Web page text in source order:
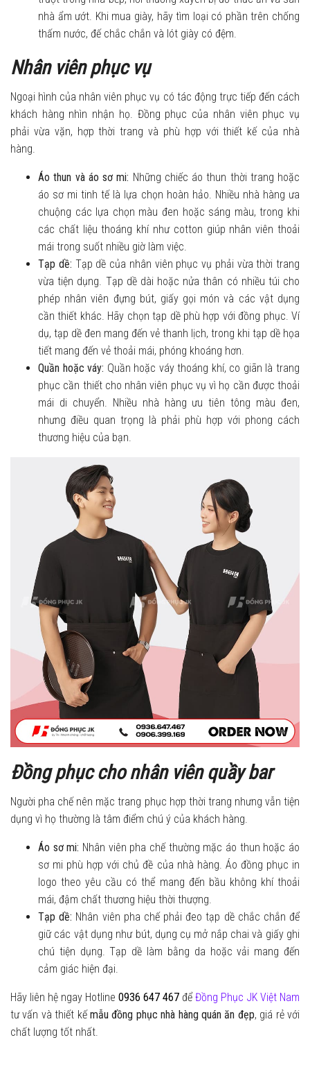
nhà ẩm ướt. Khi mua giày, hãy tìm loại có phần trên chống
thấm nước, đế chắc chắn và lót giày có đệm.
Nhân viên phục vụ
Ngoại hình của nhân viên phục vụ có tác động trực tiếp đến cách
khách hàng nhìn nhận họ. Đồng phục của nhân viên phục vụ
phải vừa vặn, hợp thời trang và phù hợp với thiết kế của nhà
hàng.
Áo thun và áo sơ mi: Những chiếc áo thun thời trang hoặc
áo sơ mi tinh tế là lựa chọn hoàn hảo. Nhiều nhà hàng ưa
chuộng các lựa chọn màu đen hoặc sáng màu, trong khi
các chất liệu thoáng khí như cotton giúp nhân viên thoải
mái trong suốt nhiều giờ làm việc.
Tạp dề: Tạp dề của nhân viên phục vụ phải vừa thời trang
vừa tiện dụng. Tạp dề dài hoặc nửa thân có nhiều túi cho
phép nhân viên đựng bút, giấy gọi món và các vật dụng
cần thiết khác. Hãy chọn tạp dề phù hợp với đồng phục. Ví
dụ, tạp dề đen mang đến vẻ thanh lịch, trong khi tạp dề họa
tiết mang đến vẻ thoải mái, phóng khoáng hơn.
Quần hoặc váy: Quần hoặc váy thoáng khí, co giãn là trang
phục cần thiết cho nhân viên phục vụ vì họ cần được thoải
mái di chuyển. Nhiều nhà hàng ưu tiên tông màu đen,
nhưng điều quan trọng là phải phù hợp với phong cách
thương hiệu của bạn.
Đồng phục cho nhân viên quầy bar
Người pha chế nên mặc trang phục hợp thời trang nhưng vẫn tiện
dụng vì họ thường là tâm điểm chú ý của khách hàng.
Áo sơ mi: Nhân viên pha chế thường mặc áo thun hoặc áo
sơ mi phù hợp với chủ đề của nhà hàng. Áo đồng phục in
logo theo yêu cầu có thể mang đến bầu không khí thoải
mái, đậm chất thương hiệu thời thượng.
Tạp dề: Nhân viên pha chế phải đeo tạp dề chắc chắn để
giữ các vật dụng như bút, dụng cụ mở nắp chai và giấy ghi
chú tiện dụng. Tạp dề làm bằng da hoặc vải mang đến
cảm giác hiện đại.
Hãy liên hệ ngay Hotline 0936 647 467 đểĐồng Phục JK Việt Nam
tư vấn và thiết kếmẫu đồng phục nhà hàng quán ăn đẹp, giá rẻ với
chất lượng tốt nhất.